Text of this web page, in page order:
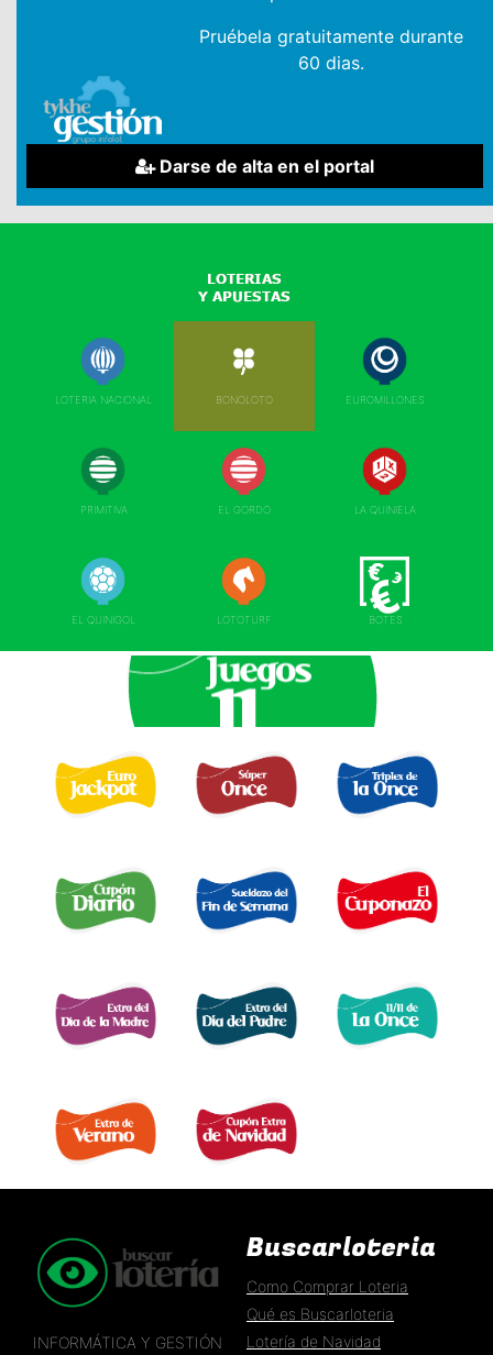
Pruébela gratuitamente durante
60 dias.
Darse de alta en el portal
LOTERIA NACIONAL BONOLOTO EUROMILLONES
PRIMITIVA EL GORDO LA QUINIELA
EL QUINIGOL LOTOTURF BOTES
INFORMÁTICA Y GESTIÓN
Buscarloteria
Como Comprar Loteria
Qué es Buscarloteria
Lotería de Navidad